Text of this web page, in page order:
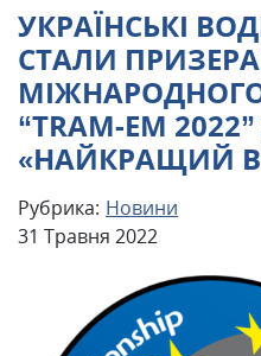
УКРАЇНСЬКІ
СТАЛИ
“TRAM-EM
«НАЙКРАЩИЙ
Рубрика: Новини
31 Травня 2022